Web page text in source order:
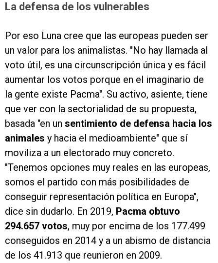
La defensa de los vulnerables
Por eso Luna cree que las europeas pueden ser
un valor para los animalistas. "No hay llamada al
voto útil, es una circunscripción única y es fácil
aumentar los votos porque en el imaginario de
la gente existe Pacma". Su activo, asiente, tiene
que ver con la sectorialidad de su propuesta,
basada "en un sentimiento de defensa hacia los
animales y hacia el medioambiente" que sí
moviliza a un electorado muy concreto.
"Tenemos opciones muy reales en las europeas,
somos el partido con más posibilidades de
conseguir representación política en Europa",
dice sin dudarlo. En 2019, Pacma obtuvo
294.657 votos, muy por encima de los 177.499
conseguidos en 2014 y a un abismo de distancia
de los 41.913 que reunieron en 2009.